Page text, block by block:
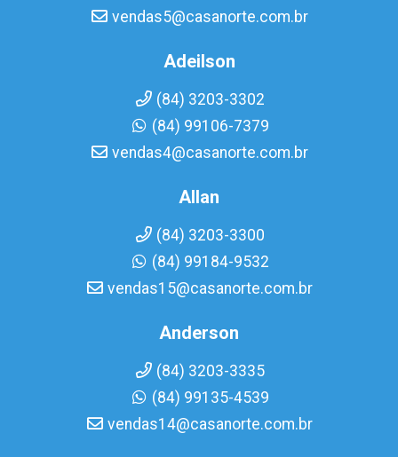
vendas5@casanorte.com.br
Adeilson
(84) 3203-3302
(84) 99106-7379
vendas4@casanorte.com.br
Allan
(84) 3203-3300
(84) 99184-9532
vendas15@casanorte.com.br
Anderson
(84) 3203-3335
(84) 99135-4539
vendas14@casanorte.com.br